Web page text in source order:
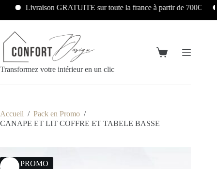
Livraison GRATUITE sur toute la france à partir de 700€
Transformez votre intérieur en un clic
Accueil / Pack en Promo /
CANAPE ET LIT COFFRE ET TABELE BASSE
11% PROMO